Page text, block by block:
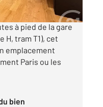
- DERNIER
à pied de la gare
H, tram T1), cet
emplacement
Paris ou les
bien